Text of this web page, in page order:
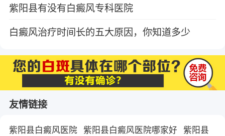
紫阳县有没有白癜风专科医院
白癜风治疗时间长的五大原因，你知道多少
友情链接
紫阳县白癜风医院 紫阳县白癜风医院哪家好 紫阳县